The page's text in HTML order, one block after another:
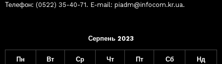
Телефон: (0522) 35-40-71. E-mail: piadm@infocom.kr.ua.
Серпень 2023
Пн Вт Ср Чт Пт Сб Нд